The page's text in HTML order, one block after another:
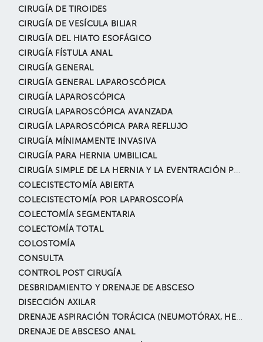
CIRUGÍA DE TIROIDES
CIRUGÍA DE VESÍCULA BILIAR
CIRUGÍA DEL HIATO ESOFÁGICO
CIRUGÍA FÍSTULA ANAL
CIRUGÍA GENERAL
CIRUGÍA GENERAL LAPAROSCÓPICA
CIRUGÍA LAPAROSCÓPICA
CIRUGÍA LAPAROSCÓPICA AVANZADA
CIRUGÍA LAPAROSCÓPICA PARA REFLUJO
CIRUGÍA MÍNIMAMENTE INVASIVA
CIRUGÍA PARA HERNIA UMBILICAL
CIRUGÍA SIMPLE DE LA HERNIA Y LA EVENTRACIÓN POR LAPAROSCOPÍA
COLECISTECTOMÍA ABIERTA
COLECISTECTOMÍA POR LAPAROSCOPÍA
COLECTOMÍA SEGMENTARIA
COLECTOMÍA TOTAL
COLOSTOMÍA
CONSULTA
CONTROL POST CIRUGÍA
DESBRIDAMIENTO Y DRENAJE DE ABSCESO
DISECCIÓN AXILAR
DRENAJE ASPIRACIÓN TORÁCICA (NEUMOTÓRAX, HEMOTÓRAX, DERRAME PLEURAL, ETC.)
DRENAJE DE ABSCESO ANAL